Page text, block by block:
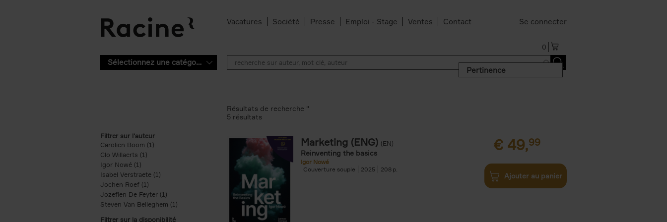
Vacatures Société Presse Emploi - Stage Ventes Contact Se connecter
0
Sélectionnez une catégorie
Pertinence
Filtrer sur l'auteur
Carolien Boom (1)
Clo Willaerts (1)
Igor Nowé (1)
Isabel Verstraete (1) Apply Isabel Verstraete filter
Jochen Roef (1)
Jozefien De Feyter (1) Apply Jozefien De Feyter filter
Steven Van Belleghem (1) Apply Steven Van Belleghem filter
Filtrer sur la disponibilité
Résultats de recherche ''
5 résultats
Marketing (ENG) (EN)
Reinventing the basics
Igor Nowé
Couverture souple
2025 208
€ 49,99
Ajouter au panier